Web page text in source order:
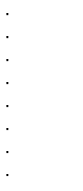
.
.
.
.
.
.
.
.